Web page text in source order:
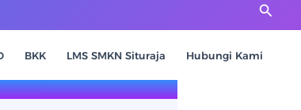
Cari
BKK LMS SMKN Situraja Hubungi Kami